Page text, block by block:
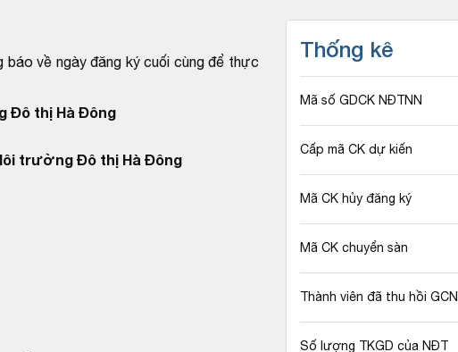
về ngày đăng ký cuối cùng để thực
Đô thị Hà Đông
trường Đô thị Hà Đông
Thống kê
Mã số GDCK NĐTNN
Cấp mã CK dự kiến
Mã CK hủy đăng ký
Mã CK chuyển sàn
Thành viên đã thu hồi GCN
Số lượng TKGD của NĐT